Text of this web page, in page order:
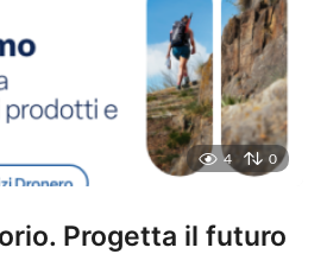
4 0
Progetta il futuro